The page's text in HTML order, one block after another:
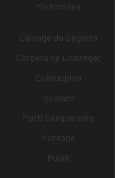
Martorelles
Calonge de Segarra
Corbera de Llobregat
Collsuspina
Igualada
Martí Sesgueioles
Pontons
Pujalt